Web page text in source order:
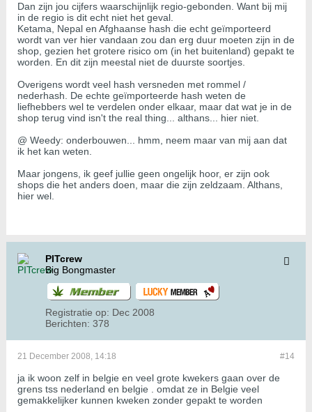
Dan zijn jou cijfers waarschijnlijk regio-gebonden. Want bij mij
in de regio is dit echt niet het geval.
Ketama, Nepal en Afghaanse hash die echt geïmporteerd
wordt van ver hier vandaan zou dan erg duur moeten zijn in de
shop, gezien het grotere risico om (in het buitenland) gepakt te
worden. En dit zijn meestal niet de duurste soortjes.
Overigens wordt veel hash versneden met rommel /
nederhash. De echte geïmporteerde hash weten de
liefhebbers wel te verdelen onder elkaar, maar dat wat je in de
shop terug vind isn't the real thing... althans... hier niet.
@ Weedy: onderbouwen... hmm, neem maar van mij aan dat
ik het kan weten.
Maar jongens, ik geef jullie geen ongelijk hoor, er zijn ook
shops die het anders doen, maar die zijn zeldzaam. Althans,
hier wel.
PITcrew
Big Bongmaster
Registratie op: Dec 2008
Berichten: 378
#14
21 December 2008, 14:18
ja ik woon zelf in belgie en veel grote kwekers gaan over de
grens tss nederland en belgie . omdat ze in Belgie veel
gemakkelijker kunnen kweken zonder gepakt te worden